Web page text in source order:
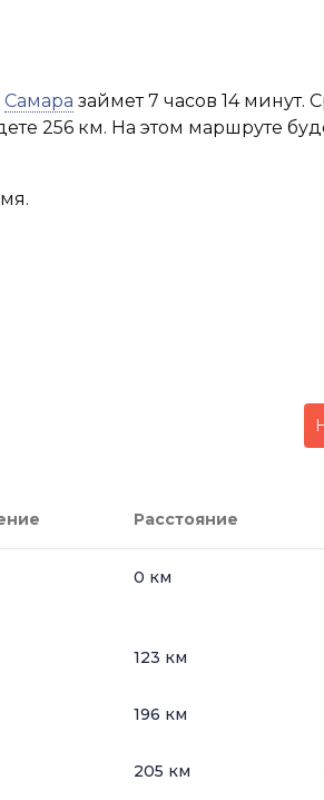
Самара займет 7 часов 14 минут.
256 км. На этом маршруте
Расстояние
0 км
123 км
196 км
205 км